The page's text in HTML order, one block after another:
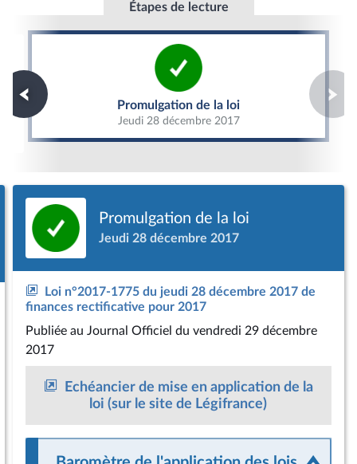
Étapes de lecture
Promulgation de la loi
Jeudi 28 décembre 2017
Promulgation de la loi
Promulgation de la loi
Jeudi 28 décembre 2017
Loi n°2017-1775 du jeudi 28 décembre 2017 de
finances rectificative pour 2017
Publiée au Journal Officiel du vendredi 29 décembre
2017
Echéancier de mise en application de la
loi (sur le site de Légifrance)